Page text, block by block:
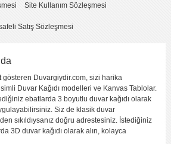
Site Kullanım Sözleşmesi
Satış Sözleşmesi
gösteren Duvargiydir.com, sizi harika
Duvar Kağıdı modelleri ve Kanvas Tablolar.
ebatlarda 3 boyutlu duvar kağıdı olarak
Siz de klasik duvar
sıkıldıysanız doğru adrestesiniz. İstediğiniz
3D duvar kağıdı olarak alın, kolayca